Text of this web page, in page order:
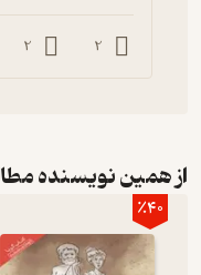
2
2
از همین نویسنده
٪40